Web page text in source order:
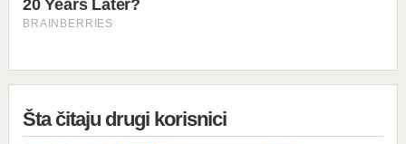
Šta čitaju drugi korisnici